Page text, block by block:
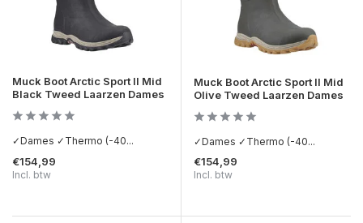
Muck Boot Arctic Sport II Mid
Black Tweed Laarzen Dames
✓Dames ✓Thermo (-40...
€154,99
Incl. btw
Muck Boot Arctic Sport II Mid
Olive Tweed Laarzen Dames
✓Dames ✓Thermo (-40...
€154,99
Incl. btw